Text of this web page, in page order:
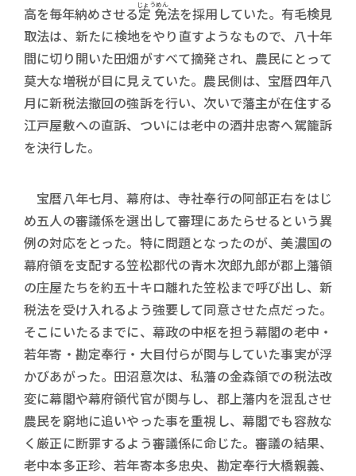
高を毎年納めさせる定免
じょうめん法を採用していた。有毛検見
取法は、新たに検地をやり直すようなもので、八十年
間に切り開いた田畑がすべて摘発され、農民にとって
莫大な増税が目に見えていた。農民側は、宝暦四年八
月に新税法撤回の強訴を行い、次いで藩主が在住する
江戸屋敷への直訴、ついには老中の酒井忠寄へ駕籠訴
を決行した。
宝暦八年七月、幕府は、寺社奉行の阿部正右をはじ
め五人の審議係を選出して審理にあたらせるという異
例の対応をとった。特に問題となったのが、美濃国の
幕府領を支配する笠松郡代の青木次郎九郎が郡上藩領
の庄屋たちを約五十キロ離れた笠松まで呼び出し、新
税法を受け入れるよう強要して同意させた点だった。
そこにいたるまでに、幕政の中枢を担う幕閣の老中・
若年寄・勘定奉行・大目付らが関与していた事実が浮
かびあがった。田沼意次は、私藩の金森領での税法改
変に幕閣や幕府領代官が関与し、郡上藩内を混乱させ
農民を窮地に追いやった事を重視し、幕閣でも容赦な
く厳正に断罪するよう審議係に命じた。審議の結果、
老中本多正珍、若年寄本多忠央、勘定奉行大橋親義、